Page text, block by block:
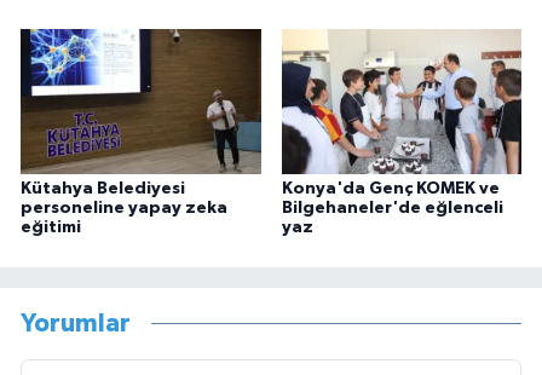
Kütahya Belediyesi
personeline yapay zeka
eğitimi
Konya'da Genç KOMEK ve
Bilgehaneler'de eğlenceli
yaz
Yorumlar